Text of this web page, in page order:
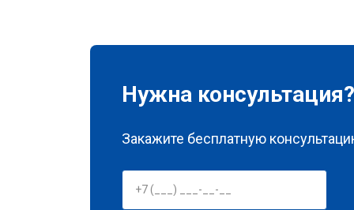
Нужна консультация?
Закажите бесплатную